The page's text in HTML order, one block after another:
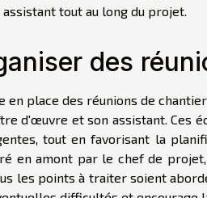
tout au long du projet.
des
en place des réunions de
d'œuvre et son assistant. Ces
tout en favorisant la
en amont par le chef de
les points à traiter soient